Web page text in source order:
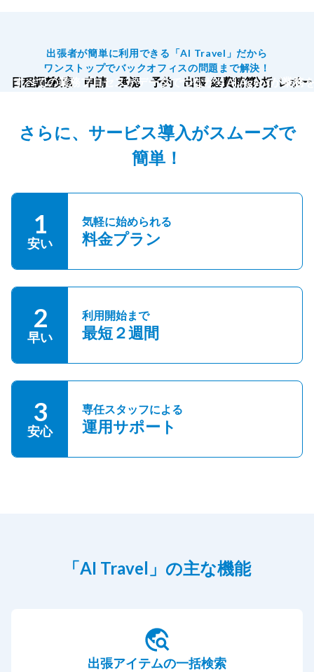
出張者が簡単に利用できる「AI Travel」だから
ワンストップでバックオフィスの問題まで解決！
日程調整検索 申請 承認 予約 出張 経費精算分析 レポ
すべての業務プロセスがデータでつながりAI Agentが業務
さらに、サービス導入がスムーズで
簡単！
1
安い
気軽に始められる
料金プラン
2
早い
利用開始まで
最短２週間
3
安心
専任スタッフによる
運用サポート
「AI Travel」の主な機能
出張アイテムの一括検索